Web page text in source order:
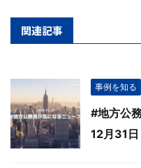
関連記事
事例を知る
#地方公
12月31日